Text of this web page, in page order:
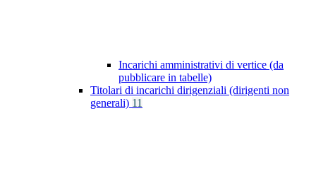
Incarichi amministrativi di vertice (da
pubblicare in tabelle)
Titolari di incarichi dirigenziali (dirigenti non
generali) 11